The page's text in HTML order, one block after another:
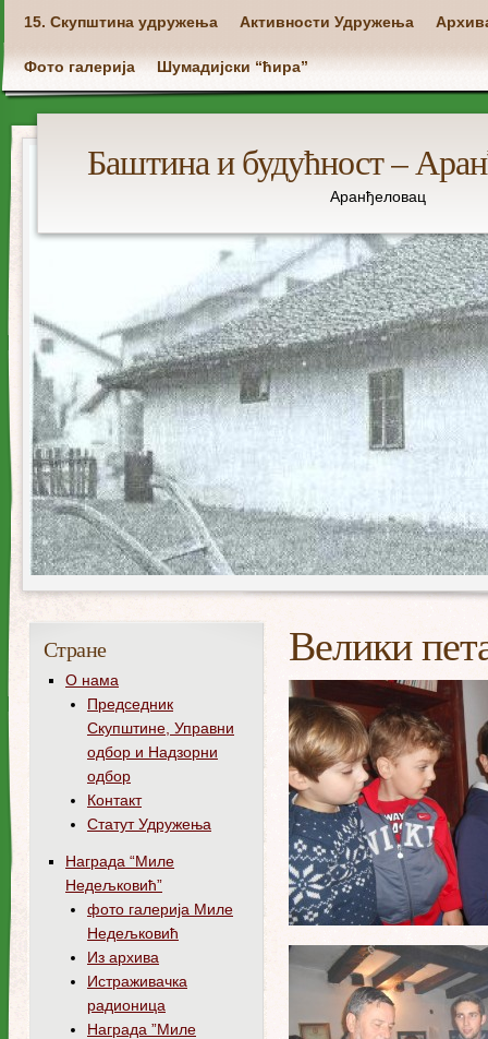
15. Скупштина удружења Активности Удружења
Фото галерија Шумадијски “ћира”
Баштина и будућност –
Аранђеловац
Велики
Стране
О нама
Председник
Скупштине, Управни
одбор и Надзорни
одбор
Контакт
Статут Удружења
Награда “Миле
Недељковић”
фото галерија Mиле
Недељковић
Из архива
Истраживачка
радионица
Награда ”Миле